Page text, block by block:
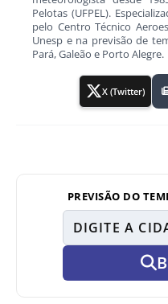
Pelotas (UFPEL).
pelo Centro Técnico
Unesp e na previsão de
Pará, Galeão e Porto Alegre.
X (Twitter)
PREVISÃO DO